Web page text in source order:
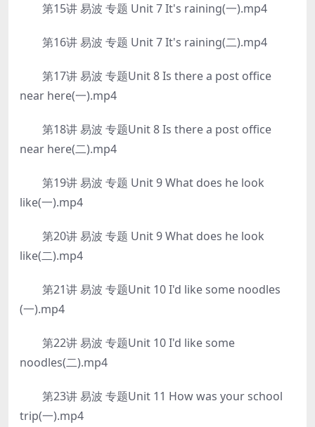
第15讲 易波 专题 Unit 7 It's raining(一).mp4
第16讲 易波 专题 Unit 7 It's raining(二).mp4
第17讲 易波 专题Unit 8 Is there a post office
near here(一).mp4
第18讲 易波 专题Unit 8 Is there a post office
near here(二).mp4
第19讲 易波 专题 Unit 9 What does he look
like(一).mp4
第20讲 易波 专题 Unit 9 What does he look
like(二).mp4
第21讲 易波 专题Unit 10 I'd like some noodles
(一).mp4
第22讲 易波 专题Unit 10 I'd like some
noodles(二).mp4
第23讲 易波 专题Unit 11 How was your school
trip(一).mp4